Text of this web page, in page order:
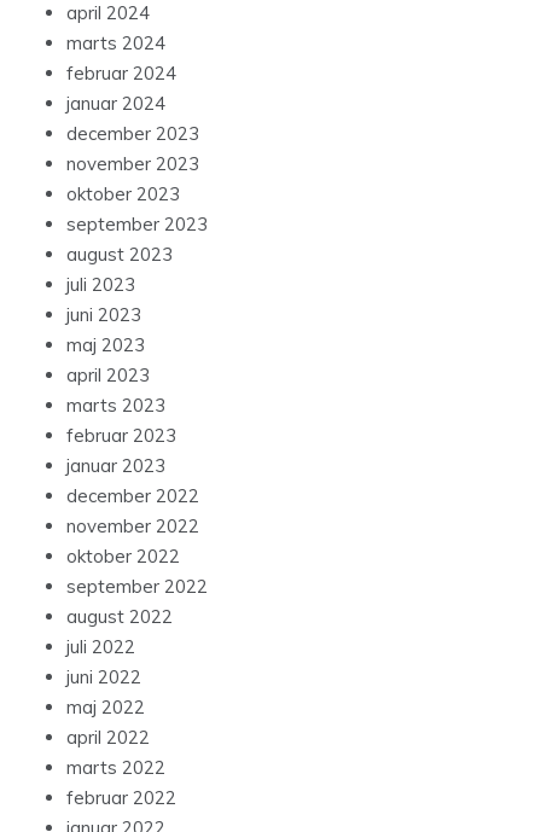
april 2024
marts 2024
februar 2024
januar 2024
december 2023
november 2023
oktober 2023
september 2023
august 2023
juli 2023
juni 2023
maj 2023
april 2023
marts 2023
februar 2023
januar 2023
december 2022
november 2022
oktober 2022
september 2022
august 2022
juli 2022
juni 2022
maj 2022
april 2022
marts 2022
februar 2022